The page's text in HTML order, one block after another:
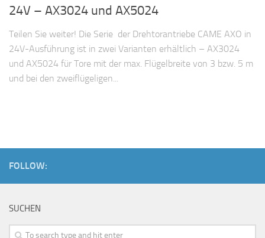
24V – AX3024 und AX5024
Teilen Sie weiter! Die Serie der Drehtorantriebe CAME AXO in
24V-Ausführung ist in zwei Varianten erhältlich – AX3024
und AX5024 für Tore mit der max. Flügelbreite von 3 bzw. 5 m
und bei den zweiflügeligen...
FOLLOW:
SUCHEN